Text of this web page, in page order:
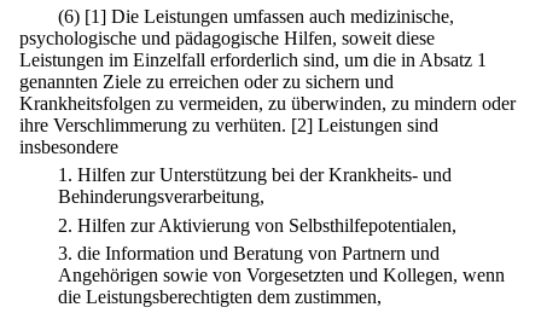
(6) [1] Die Leistungen umfassen auch medizinische,
psychologische und pädagogische Hilfen, soweit diese
Leistungen im Einzelfall erforderlich sind, um die in Absatz 1
genannten Ziele zu erreichen oder zu sichern und
Krankheitsfolgen zu vermeiden, zu überwinden, zu mindern oder
ihre Verschlimmerung zu verhüten. [2] Leistungen sind
insbesondere
1. Hilfen zur Unterstützung bei der Krankheits- und
Behinderungsverarbeitung,
2. Hilfen zur Aktivierung von Selbsthilfepotentialen,
3. die Information und Beratung von Partnern und
Angehörigen sowie von Vorgesetzten und Kollegen, wenn
die Leistungsberechtigten dem zustimmen,